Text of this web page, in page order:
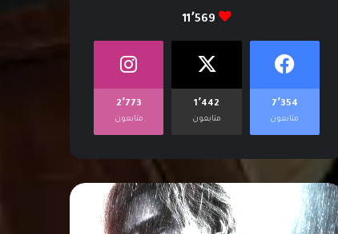
11٬569
7٬354
متابعون
1٬442
متابعون
2٬773
متابعون